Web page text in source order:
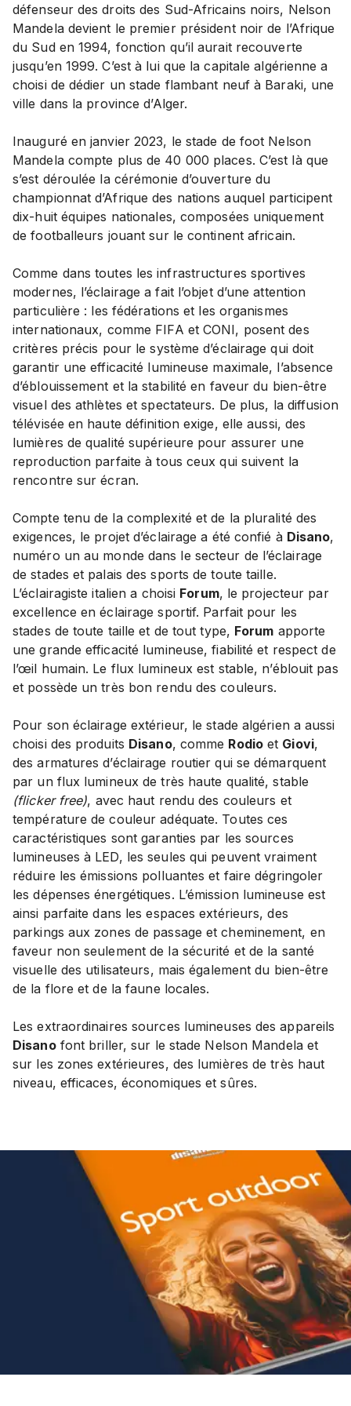
défenseur des droits des Sud-Africains noirs, Nelson
Mandela devient le premier président noir de l’Afrique
du Sud en 1994, fonction qu’il aurait recouverte
jusqu’en 1999. C’est à lui que la capitale algérienne a
choisi de dédier un stade flambant neuf à Baraki, une
ville dans la province d’Alger.
Inauguré en janvier 2023, le stade de foot Nelson
Mandela compte plus de 40 000 places. C’est là que
s’est déroulée la cérémonie d’ouverture du
championnat d’Afrique des nations auquel participent
dix-huit équipes nationales, composées uniquement
de footballeurs jouant sur le continent africain.
Comme dans toutes les infrastructures sportives
modernes, l’éclairage a fait l’objet d’une attention
particulière : les fédérations et les organismes
internationaux, comme FIFA et CONI, posent des
critères précis pour le système d’éclairage qui doit
garantir une efficacité lumineuse maximale, l’absence
d’éblouissement et la stabilité en faveur du bien-être
visuel des athlètes et spectateurs. De plus, la diffusion
télévisée en haute définition exige, elle aussi, des
lumières de qualité supérieure pour assurer une
reproduction parfaite à tous ceux qui suivent la
rencontre sur écran.
Compte tenu de la complexité et de la pluralité des
exigences, le projet d’éclairage a été confié à Disano,
numéro un au monde dans le secteur de l’éclairage
de stades et palais des sports de toute taille.
L’éclairagiste italien a choisi Forum, le projecteur par
excellence en éclairage sportif. Parfait pour les
stades de toute taille et de tout type, Forum apporte
une grande efficacité lumineuse, fiabilité et respect de
l’œil humain. Le flux lumineux est stable, n’éblouit pas
et possède un très bon rendu des couleurs.
Pour son éclairage extérieur, le stade algérien a aussi
choisi des produits Disano, comme Rodioet Giovi,
des armatures d’éclairage routier qui se démarquent
par un flux lumineux de très haute qualité, stable
(flicker free), avec haut rendu des couleurs et
température de couleur adéquate. Toutes ces
caractéristiques sont garanties par les sources
lumineuses à LED, les seules qui peuvent vraiment
réduire les émissions polluantes et faire dégringoler
les dépenses énergétiques. L’émission lumineuse est
ainsi parfaite dans les espaces extérieurs, des
parkings aux zones de passage et cheminement, en
faveur non seulement de la sécurité et de la santé
visuelle des utilisateurs, mais également du bien-être
de la flore et de la faune locales.
Les extraordinaires sources lumineuses des appareils
Disanofont briller, sur le stade Nelson Mandela et
sur les zones extérieures, des lumières de très haut
niveau, efficaces, économiques et sûres.